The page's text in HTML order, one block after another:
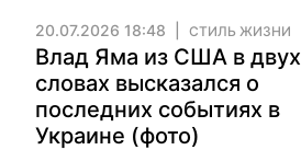
20.07.2026 18:48 СТИЛЬ ЖИЗНИ
Влад Яма из США в двух
словах высказался о
последних событиях в
Украине (фото)